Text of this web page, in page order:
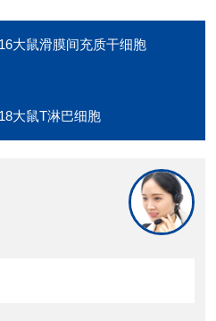
大鼠滑膜间充质干细胞
大鼠T淋巴细胞